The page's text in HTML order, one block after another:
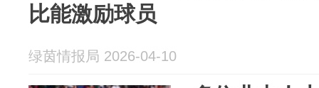
比能激励球员
绿茵情报局 2026-04-10